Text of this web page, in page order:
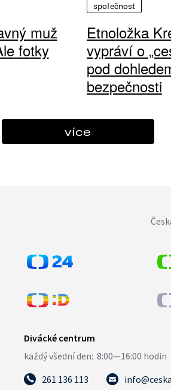
muž
fotky
společnost
Etnoložka
vypráví o
pod
bezpečnosti
více
261 136 113